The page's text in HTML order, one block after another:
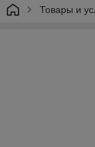
Товары и